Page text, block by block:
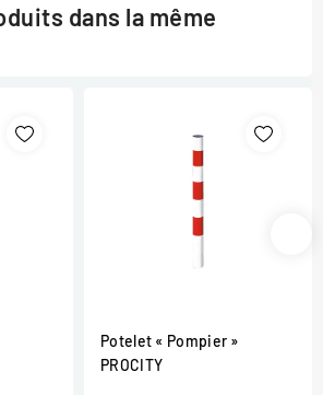
dans la même
Potelet « Pompier »
PROCITY